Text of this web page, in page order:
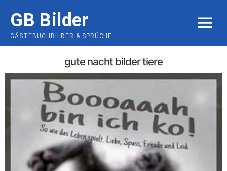
content
GB Bilder
GÄSTEBUCHBILDER & SPRÜCHE
MENU
gute nacht bilder tiere